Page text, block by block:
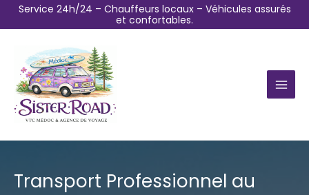
Aller
au
Service 24h/24 – Chauffeurs locaux – Véhicules assurés
et confortables.
Transport Professionnel au